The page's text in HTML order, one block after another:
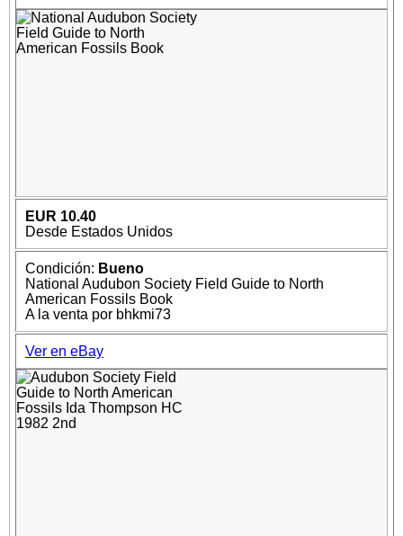
EUR 10.40
Desde Estados Unidos
Condición: Bueno
National Audubon Society Field Guide to North
American Fossils Book
A la venta por bhkmi73
Ver en eBay